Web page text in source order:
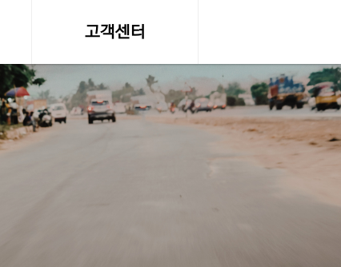
고객센터
온라인 견적문의
공지사항, 자료실